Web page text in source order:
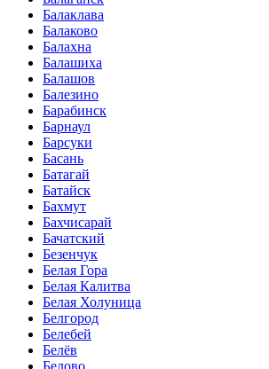
Балаклава
Балаково
Балахна
Балашиха
Балашов
Балезино
Барабинск
Барнаул
Барсуки
Басань
Батагай
Батайск
Бахмут
Бахчисарай
Бачатский
Безенчук
Белая Гора
Белая Калитва
Белая Холуница
Белгород
Белебей
Белёв
Белово